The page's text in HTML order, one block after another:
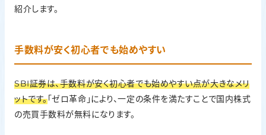
紹介します。
手数料が安く初心者でも始めやすい
SBI証券は、手数料が安く初心者でも始めやすい点が大きなメリ
ットです。「ゼロ革命」により、一定の条件を満たすことで国内株式
の売買手数料が無料になります。